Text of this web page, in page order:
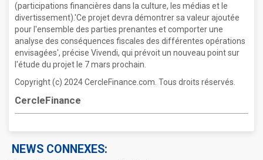
(participations financières dans la culture, les médias et le
divertissement).'Ce projet devra démontrer sa valeur ajoutée
pour l'ensemble des parties prenantes et comporter une
analyse des conséquences fiscales des différentes opérations
envisagées', précise Vivendi, qui prévoit un nouveau point sur
l'étude du projet le 7 mars prochain.
Copyright (c) 2024 CercleFinance.com. Tous droits réservés.
CercleFinance
NEWS CONNEXES: